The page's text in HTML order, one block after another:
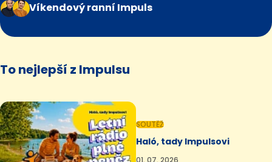
Víkendový ranní Impuls
To nejlepší z Impulsu
SOUTĚŽ
Haló, tady Impulsovi
01. 07. 2026